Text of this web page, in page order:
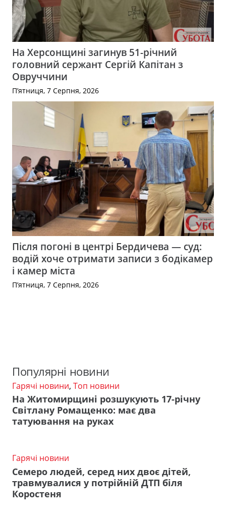
На Херсонщині загинув 51-річний
головний сержант Сергій Капітан з
Овруччини
П’ятниця, 7 Серпня, 2026
Після погоні в центрі Бердичева — суд:
водій хоче отримати записи з бодікамер
і камер міста
П’ятниця, 7 Серпня, 2026
Популярні новини
Гарячі новини, Топ новини
На Житомирщині розшукують 17-річну
Світлану Ромащенко: має два
татуювання на руках
Гарячі новини
Семеро людей, серед них двоє дітей,
травмувалися у потрійній ДТП біля
Коростеня